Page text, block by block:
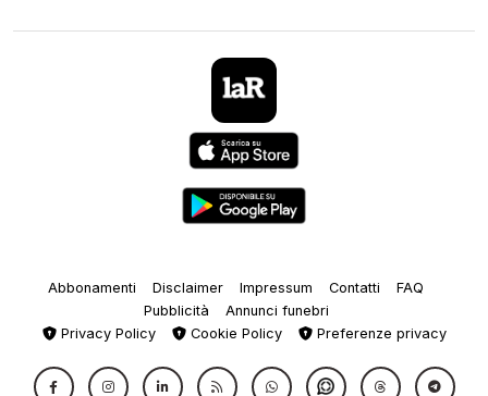
Abbonamenti Disclaimer Impressum Contatti
FAQ
Pubblicità
Annunci funebri
Privacy Policy
Cookie Policy Preferenze privacy